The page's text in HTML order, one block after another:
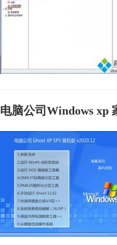
电脑公司Windows xp